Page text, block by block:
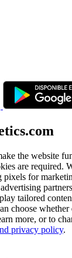
the website
are required.
pixels for
tailored
choose whether
more, or to
privacy policy.